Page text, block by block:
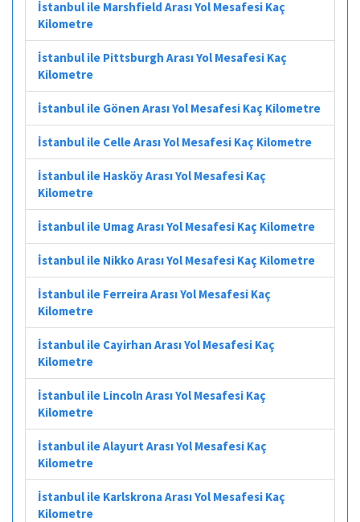
İstanbul ile Marshfield Arası Yol Mesafesi Kaç
Kilometre
İstanbul ile Pittsburgh Arası Yol Mesafesi Kaç
Kilometre
İstanbul ile Gönen Arası Yol Mesafesi Kaç Kilometre
İstanbul ile Celle Arası Yol Mesafesi Kaç Kilometre
İstanbul ile Hasköy Arası Yol Mesafesi Kaç
Kilometre
İstanbul ile Umag Arası Yol Mesafesi Kaç Kilometre
İstanbul ile Nikko Arası Yol Mesafesi Kaç Kilometre
İstanbul ile Ferreira Arası Yol Mesafesi Kaç
Kilometre
İstanbul ile Cayirhan Arası Yol Mesafesi Kaç
Kilometre
İstanbul ile Lincoln Arası Yol Mesafesi Kaç
Kilometre
İstanbul ile Alayurt Arası Yol Mesafesi Kaç
Kilometre
İstanbul ile Karlskrona Arası Yol Mesafesi Kaç
Kilometre